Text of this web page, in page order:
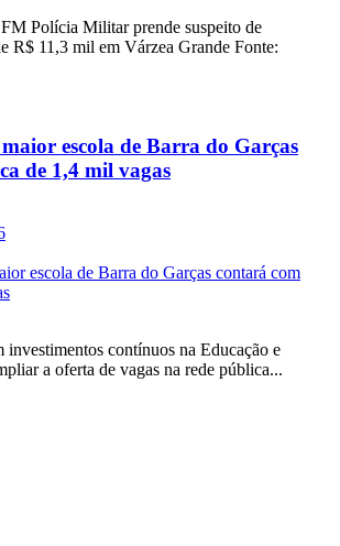
Polícia Militar prende suspeito de
R$ 11,3 mil em Várzea Grande Fonte:
escola de Barra do Garças
de 1,4 mil vagas
contínuos na Educação e
a oferta de vagas na rede pública...